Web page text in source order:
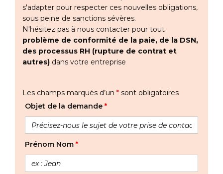
s'adapter pour respecter ces nouvelles obligations,
sous peine de sanctions sévères.
N'hésitez pas à nous contacter pour tout
problème de conformité de la paie, de la DSN,
des processus RH (rupture de contrat et
autres) dans votre entreprise
Les champs marqués d’un * sont obligatoires
Objet de la demande *
Prénom Nom *